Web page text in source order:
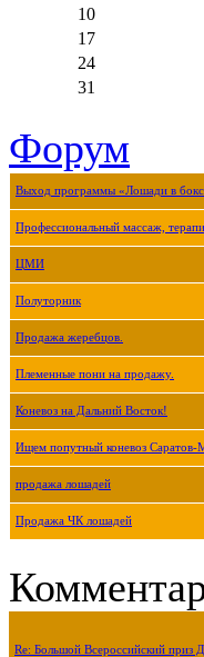
10
17
24
31
Форум
Выход программы «Лошади в
Профессиональный массаж,
ЦМИ
Полуторник
Продажа жеребцов.
Племенные пони на продажу.
Коневоз на Дальний Восток!
Ищем попутный коневоз Саратов-
продажа лошадей
Продажа ЧК лошадей
Re: Большой Всероссийский приз